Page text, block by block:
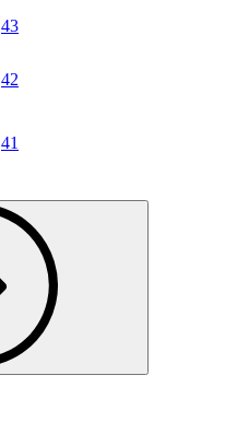
43
42
41